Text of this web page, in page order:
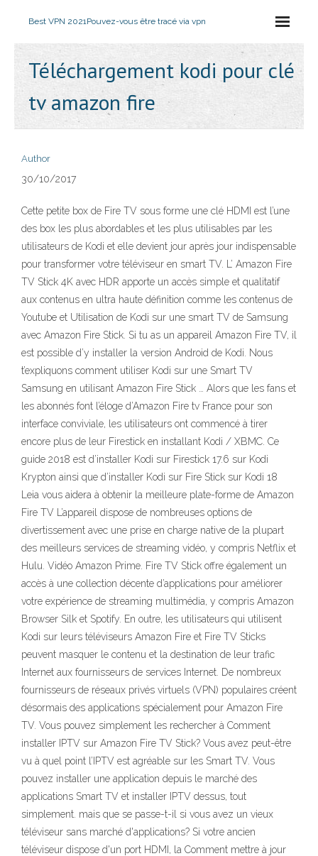
Best VPN 2021Pouvez-vous être tracé via vpn
Téléchargement kodi pour clé
tv amazon fire
Author
30/10/2017
Cette petite box de Fire TV sous forme une clé HDMI est l’une
des box les plus abordables et les plus utilisables par les
utilisateurs de Kodi et elle devient jour après jour indispensable
pour transformer votre téléviseur en smart TV. L’ Amazon Fire
TV Stick 4K avec HDR apporte un accès simple et qualitatif
aux contenus en ultra haute définition comme les contenus de
Youtube et Utilisation de Kodi sur une smart TV de Samsung
avec Amazon Fire Stick. Si tu as un appareil Amazon Fire TV, il
est possible d’y installer la version Android de Kodi. Nous
t’expliquons comment utiliser Kodi sur une Smart TV
Samsung en utilisant Amazon Fire Stick … Alors que les fans et
les abonnés font l’éloge d’Amazon Fire tv France pour son
interface conviviale, les utilisateurs ont commencé à tirer
encore plus de leur Firestick en installant Kodi / XBMC. Ce
guide 2018 est d’installer Kodi sur Firestick 17.6 sur Kodi
Krypton ainsi que d’installer Kodi sur Fire Stick sur Kodi 18
Leia vous aidera à obtenir la meilleure plate-forme de Amazon
Fire TV L’appareil dispose de nombreuses options de
divertissement avec une prise en charge native de la plupart
des meilleurs services de streaming vidéo, y compris Netflix et
Hulu. Vidéo Amazon Prime. Fire TV Stick offre également un
accès à une collection décente d’applications pour améliorer
votre expérience de streaming multimédia, y compris Amazon
Browser Silk et Spotify. En outre, les utilisateurs qui utilisent
Kodi sur leurs téléviseurs Amazon Fire et Fire TV Sticks
peuvent masquer le contenu et la destination de leur trafic
Internet aux fournisseurs de services Internet. De nombreux
fournisseurs de réseaux privés virtuels (VPN) populaires créent
désormais des applications spécialement pour Amazon Fire
TV. Vous pouvez simplement les rechercher à Comment
installer IPTV sur Amazon Fire TV Stick? Vous avez peut-être
vu à quel point l’IPTV est agréable sur les Smart TV. Vous
pouvez installer une application depuis le marché des
applications Smart TV et installer IPTV dessus, tout
simplement. mais que se passe-t-il si vous avez un vieux
téléviseur sans marché d'applications? Si votre ancien
téléviseur dispose d'un port HDMI, la Comment mettre à jour